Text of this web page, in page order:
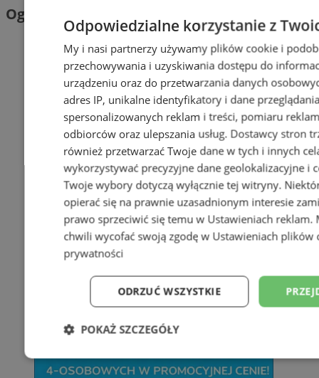
Ogłoszenia
Odpowiedzialne korzystanie z
My i nasi partnerzy używamy plików cookie i
przechowywania i uzyskiwania dostępu do
urządzeniu oraz do przetwarzania danych
adres IP, unikalne identyfikatory i dane
spersonalizowanych reklam i treści, pomiaru
odbiorców oraz ulepszania usług. Dostawcy stron
również przetwarzać Twoje dane w tych i innych
wykorzystywać precyzyjne dane geolokalizacyjne i
Twoje wybory dotyczą wyłącznie tej witryny.
opierać się na prawnie uzasadnionym interesie
prawo sprzeciwić się temu w Ustawieniach reklam.
chwili wycofać swoją zgodę w Ustawieniach plików
prywatności
ODRZUĆ WSZYSTKIE
POKAŻ SZCZEGÓŁY
Niezbędne Wydajność